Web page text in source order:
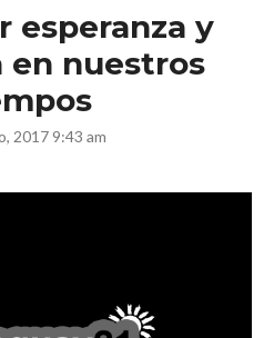
esperanza y
en nuestros
2017 9:43 am